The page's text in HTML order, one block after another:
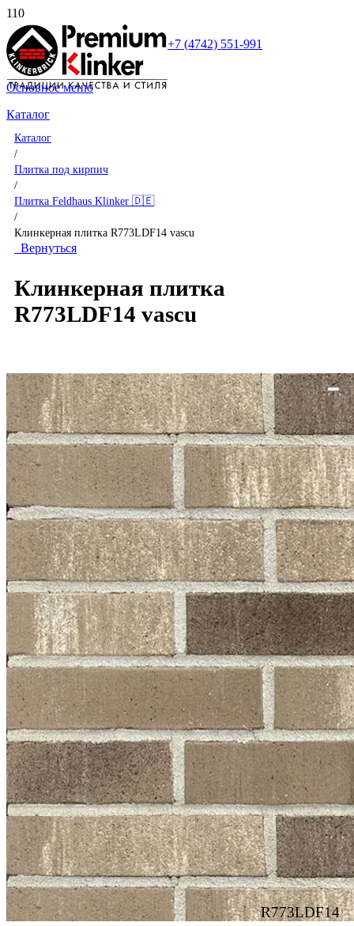
+7 (4742) 551-991
Основное меню
Каталог
Каталог
/
Плитка под кирпич
/
Плитка Feldhaus Klinker 🇩🇪
/
Клинкерная плитка R773LDF14 vascu
Вернуться
Клинкерная плитка
R773LDF14 vascu
R773LDF14